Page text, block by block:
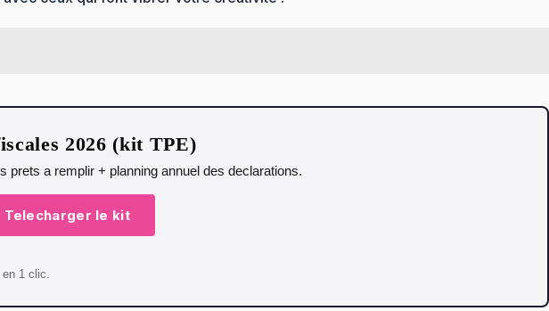
2026 (kit TPE)
prets a remplir + planning annuel des declarations.
Telecharger le kit
1 clic.